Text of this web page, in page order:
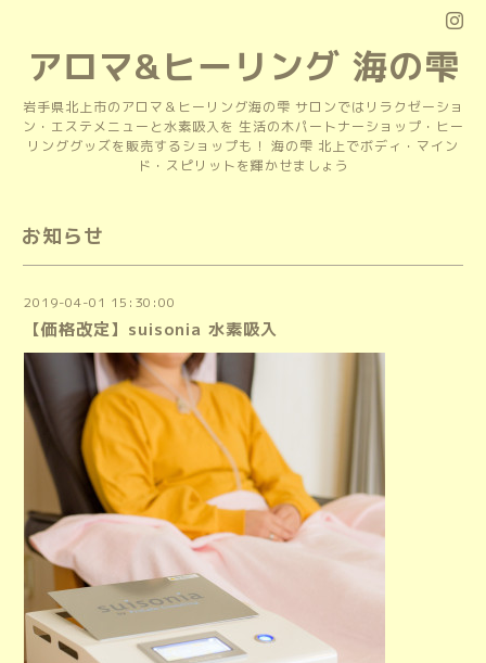
アロマ&ヒーリング 海の雫
岩手県北上市のアロマ＆ヒーリング海の雫 サロンではリラクゼーショ
ン・エステメニューと水素吸入を 生活の木パートナーショップ・ヒー
リンググッズを販売するショップも！ 海の雫 北上でボディ・マイン
ド・スピリットを輝かせましょう
お知らせ
2019-04-01 15:30:00
【価格改定】suisonia 水素吸入